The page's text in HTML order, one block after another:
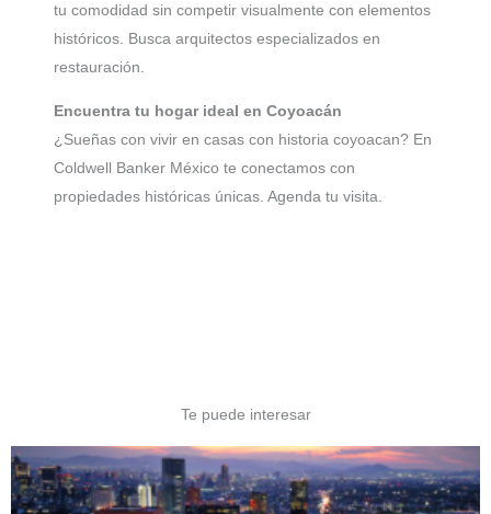
tu comodidad sin competir visualmente con elementos
históricos. Busca arquitectos especializados en
restauración.
Encuentra tu hogar ideal en Coyoacán
¿Sueñas con vivir en casas con historia coyoacan? En
Coldwell Banker México te conectamos con
propiedades históricas únicas. Agenda tu visita.
Te puede interesar